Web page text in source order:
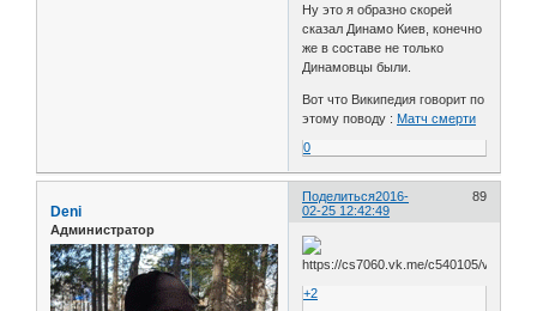
Ну это я образно скорей
сказал Динамо Киев, конечно
же в составе не только
Динамовцы были.
Вот что Википедия говорит по
этому поводу : Матч смерти
0
Поделиться 89
2016-
02-25 12:42:49
Deni
Администратор
+2